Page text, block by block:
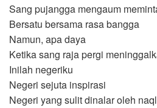
Sang pujangga mengaum
Bersatu bersama rasa bangga
Namun, apa daya
Ketika sang raja pergi
Inilah negeriku
Negeri sejuta inspirasi
Negeri yang sulit dinalar oleh